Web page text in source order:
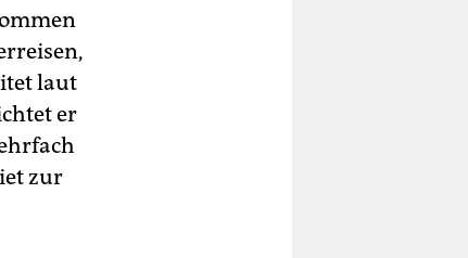
laut
er
zur